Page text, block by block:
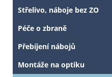
Střelivo, náboje bez ZO
Péče o zbraně
Přebíjení nábojů
Montáže na optiku